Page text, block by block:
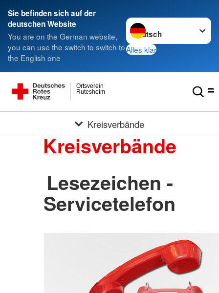
Sie befinden sich auf der
deutschen Website
You are on the German website,
you can use the switch to switch to
the English one
Sprache wechseln zu
Alles klar
Rutesheim
Ortsverein
Kreisverbände
Kreisverbände
Lesezeichen -
Servicetelefon